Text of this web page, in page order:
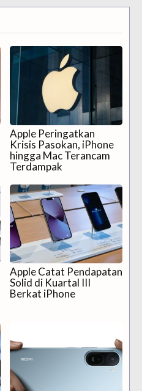
Apple Peringatkan
Krisis Pasokan, iPhone
hingga Mac Terancam
Terdampak
Apple Catat Pendapatan
Solid di Kuartal III
Berkat iPhone